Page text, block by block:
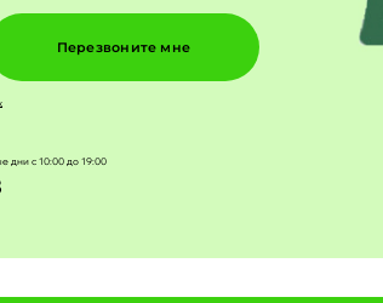
Перезвоните мне
дни с 10:00 до 19:00